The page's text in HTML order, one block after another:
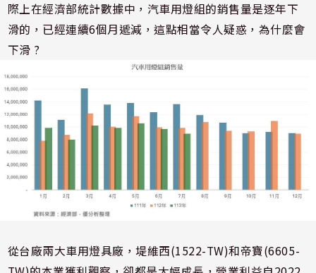
際上在經濟部統計數據中，汽車用燈組的銷售量是逐年下
滑的，已經連續6個月遞減，這點相當令人疑惑，為什麼會
下滑 ?
從台廠兩大車用燈具廠，堤維西(1522-TW)和帝寶(6605-